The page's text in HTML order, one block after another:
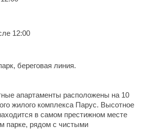
12:00
береговая линия.
апартаменты расположены на 10
жилого комплекса Парус. Высотное
в самом престижном месте
парке, рядом с чистыми